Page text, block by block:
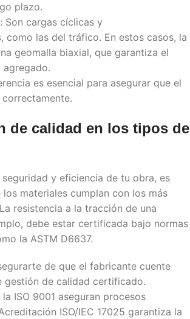
plazo.
Son cargas cíclicas y
como las del tráfico. En estos casos, la
geomalla biaxial, que garantiza el
es esencial para asegurar que el
de calidad en los tipos de
y eficiencia de tu obra, es
los materiales cumplan con los más
resistencia a la tracción de una
debe estar certificada bajo normas
la ASTM D6637.
de que el fabricante cuente
gestión de calidad certificado.
ISO 9001 aseguran procesos
ISO/IEC 17025 garantiza la